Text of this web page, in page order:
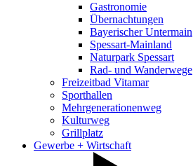
Gastronomie
Übernachtungen
Bayerischer Untermain
Spessart-Mainland
Naturpark Spessart
Rad- und Wanderwege
Freizeitbad Vitamar
Sporthallen
Mehrgenerationenweg
Kulturweg
Grillplatz
Gewerbe + Wirtschaft